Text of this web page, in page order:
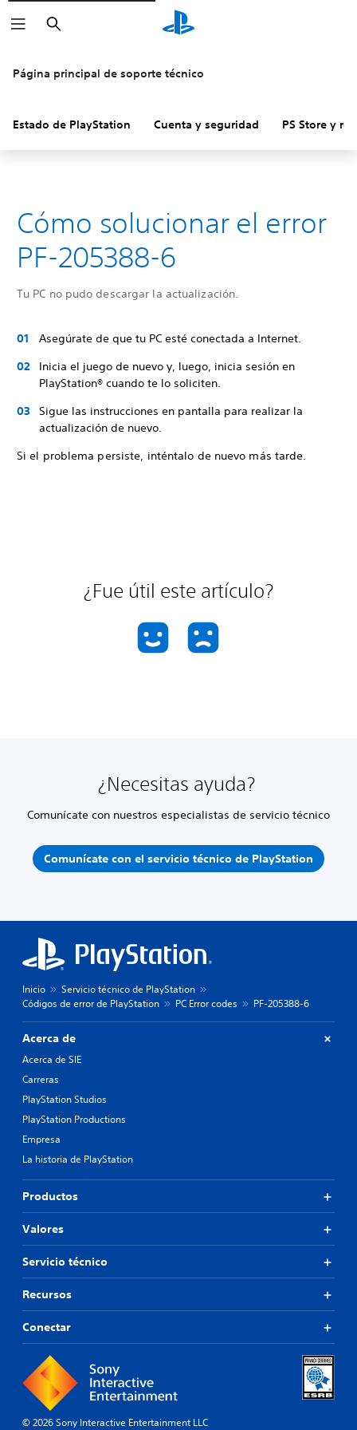
Buscar
Página principal de soporte técnico
Estado de PlayStation Cuenta y seguridad PS Store y
Cómo solucionar el error
PF-205388-6
Tu PC no pudo descargar la actualización.
Asegúrate de que tu PC esté conectada a Internet.
Inicia el juego de nuevo y, luego, inicia sesión en
PlayStation® cuando te lo soliciten.
Sigue las instrucciones en pantalla para realizar la
actualización de nuevo.
Si el problema persiste, inténtalo de nuevo más tarde.
¿Fue útil este artículo?
¿Necesitas ayuda?
Comunícate con nuestros especialistas de servicio técnico
Comunícate con el servicio técnico de PlayStation
Inicio
Servicio técnico de PlayStation
Códigos de error de PlayStation
PC Error codes PF-205388-6
Acerca de
Acerca de SIE
Carreras
PlayStation Studios
PlayStation Productions
Empresa
La historia de PlayStation
Productos
Valores
Servicio técnico
Recursos
Conectar
© 2026 Sony Interactive Entertainment LLC